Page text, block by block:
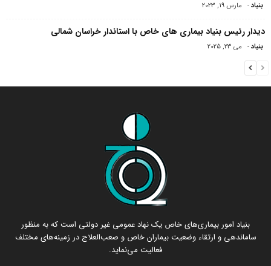
بنیاد- مارس 19, 2023
دیدار رئیس بنیاد بیماری های خاص با استاندار خراسان شمالی
بنیاد- می 23, 2025
بنیاد امور بیماری‌های خاص یک نهاد عمومی غیر دولتی است که به منظور
ساماندهی و ارتقاء وضعیت بیماران خاص و صعب‌العلاج در زمینه‌های مختلف
فعالیت می‌نماید.